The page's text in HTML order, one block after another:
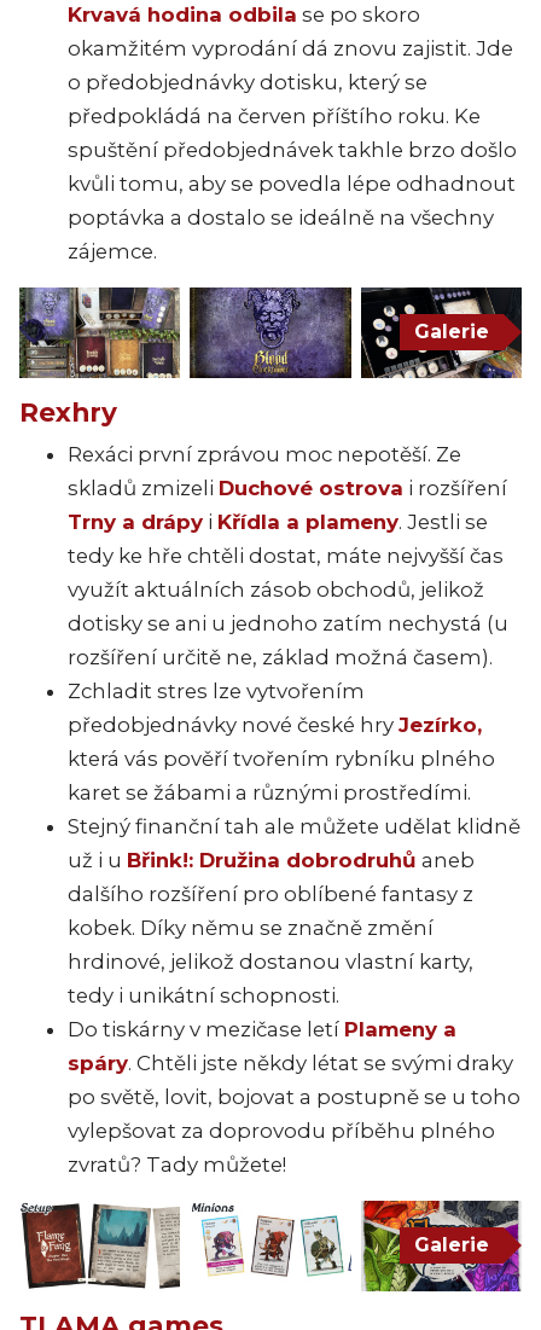
Krvavá hodina odbila se po skoro
okamžitém vyprodání dá znovu zajistit. Jde
o předobjednávky dotisku, který se
předpokládá na červen příštího roku. Ke
spuštění předobjednávek takhle brzo došlo
kvůli tomu, aby se povedla lépe odhadnout
poptávka a dostalo se ideálně na všechny
zájemce.
Galerie
Rexhry
Rexáci první zprávou moc nepotěší. Ze
skladů zmizeli Duchové ostrova i rozšíření
Trny a drápy i Křídla a plameny. Jestli se
tedy ke hře chtěli dostat, máte nejvyšší čas
využít aktuálních zásob obchodů, jelikož
dotisky se ani u jednoho zatím nechystá (u
rozšíření určitě ne, základ možná časem).
Zchladit stres lze vytvořením
předobjednávky nové české hry Jezírko,
která vás pověří tvořením rybníku plného
karet se žábami a různými prostředími.
Stejný finanční tah ale můžete udělat klidně
už i u Břink!: Družina dobrodruhů aneb
dalšího rozšíření pro oblíbené fantasy z
kobek. Díky němu se značně změní
hrdinové, jelikož dostanou vlastní karty,
tedy i unikátní schopnosti.
Do tiskárny v mezičase letí Plameny a
spáry. Chtěli jste někdy létat se svými draky
po světě, lovit, bojovat a postupně se u toho
vylepšovat za doprovodu příběhu plného
zvratů? Tady můžete!
Galerie